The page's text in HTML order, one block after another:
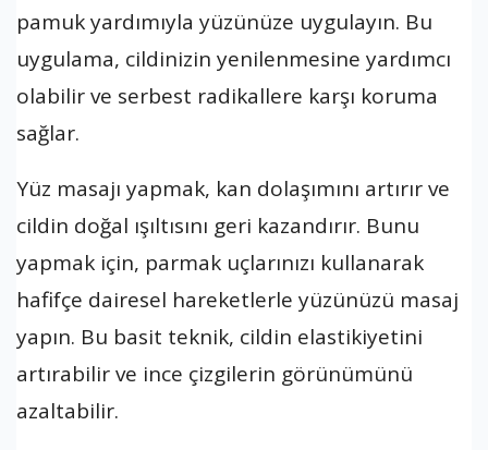
pamuk yardımıyla yüzünüze uygulayın. Bu
uygulama, cildinizin yenilenmesine yardımcı
olabilir ve serbest radikallere karşı koruma
sağlar.
Yüz masajı yapmak, kan dolaşımını artırır ve
cildin doğal ışıltısını geri kazandırır. Bunu
yapmak için, parmak uçlarınızı kullanarak
hafifçe dairesel hareketlerle yüzünüzü masaj
yapın. Bu basit teknik, cildin elastikiyetini
artırabilir ve ince çizgilerin görünümünü
azaltabilir.